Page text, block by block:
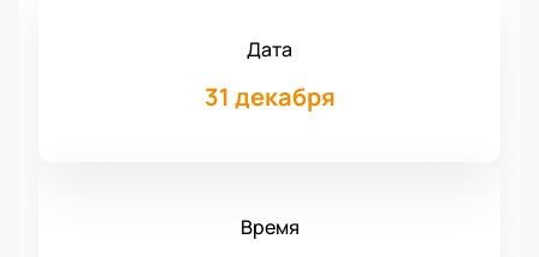
Дата
31 декабря
Время